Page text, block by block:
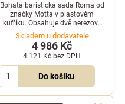
Bohatá baristická sada Roma od
značky Motta v plastovém
kufříku. Obsahuje dvě nerezové
konvičky, sypátko, teploměr,
pěchovadlo, podložku a odměrku.
Skladem u dodavatele
4 986 Kč
4 121 Kč bez DPH
Do košíku